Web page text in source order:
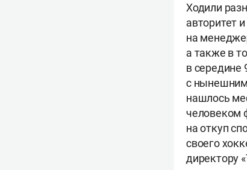
Ходили
авторитет
на
а также в
в середине
с
нашлось
человеком
на откуп
своего
директору